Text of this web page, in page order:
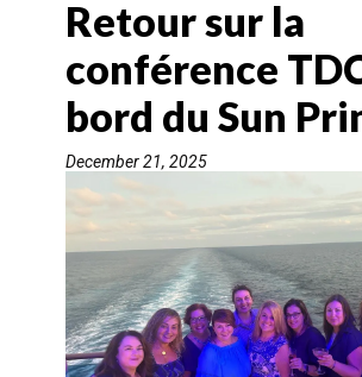
FORFAIT VACANCES
CROISIÈRES
HOTELS & RESORTS
DESTINATIONS
AGENTS DE VOYAGE
Retour sur la
conférence
bord du Sun
December 21, 2025